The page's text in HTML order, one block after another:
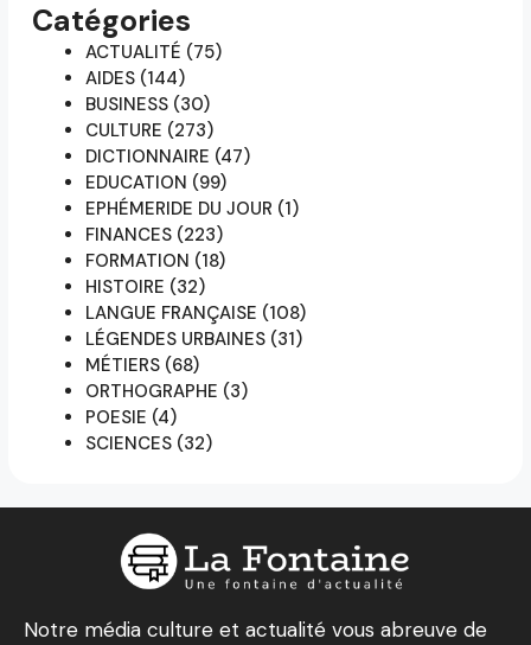
Catégories
ACTUALITÉ (75)
AIDES (144)
BUSINESS (30)
CULTURE (273)
DICTIONNAIRE (47)
EDUCATION (99)
EPHÉMERIDE DU JOUR (1)
FINANCES (223)
FORMATION (18)
HISTOIRE (32)
LANGUE FRANÇAISE (108)
LÉGENDES URBAINES (31)
MÉTIERS (68)
ORTHOGRAPHE (3)
POESIE (4)
SCIENCES (32)
Notre média culture et actualité vous abreuve de